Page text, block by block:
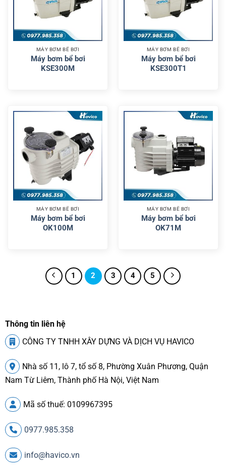
MÁY BƠM BỂ BƠI
Máy bơm bể bơi
KSE300M
MÁY BƠM BỂ BƠI
Máy bơm bể bơi
KSE300T1
MÁY BƠM BỂ BƠI
Máy bơm bể bơi
OK100M
MÁY BƠM BỂ BƠI
Máy bơm bể bơi
OK71M
1 2 3 4 5
Thông tin liên hệ
CÔNG TY TNHH XÂY DỰNG VÀ DỊCH VỤ HAVICO
Nhà số 11, lô 7, tổ số 8, Phường Xuân Phương, Quận
Nam Từ Liêm, Thành phố Hà Nội, Việt Nam
Mã số thuế: 0109967395
0977.985.358
info@havico.vn